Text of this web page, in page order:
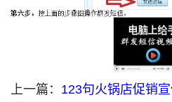
上一篇： 123句火锅店促销